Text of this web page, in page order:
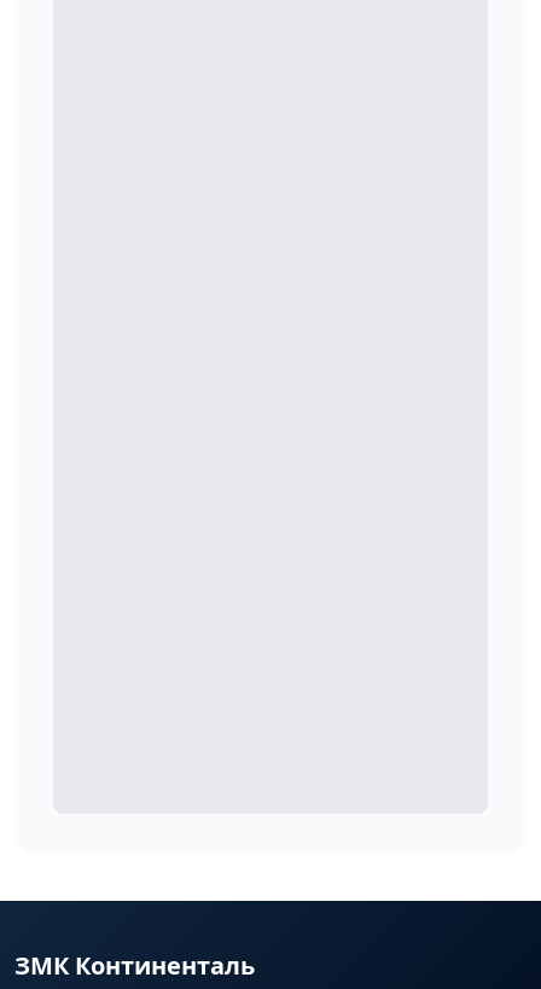
ЗМК Континенталь